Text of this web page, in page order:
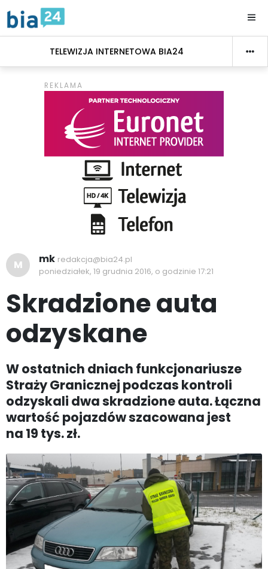
TELEWIZJA INTERNETOWA BIA24
M mk redakcja@bia24.pl
poniedziałek, 19 grudnia 2016, o godzinie 17:21
Skradzione auta
odzyskane
W ostatnich dniach funkcjonariusze
Straży Granicznej podczas kontroli
odzyskali dwa skradzione auta. Łączna
wartość pojazdów szacowana jest
na 19 tys. zł.